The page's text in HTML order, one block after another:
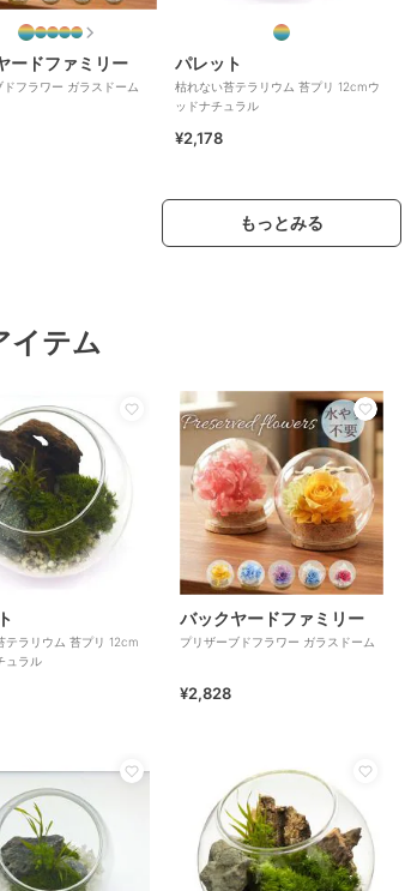
ードファミリー
ドフラワー ガラスドーム
パレット
枯れない苔テラリウム 苔プリ 12cmウ
ッドナチュラル
¥2,178
もっとみる
イテム
テラリウム 苔プリ 12cm
ュラル
バックヤードファミリー
プリザーブドフラワー ガラスドーム
¥2,828